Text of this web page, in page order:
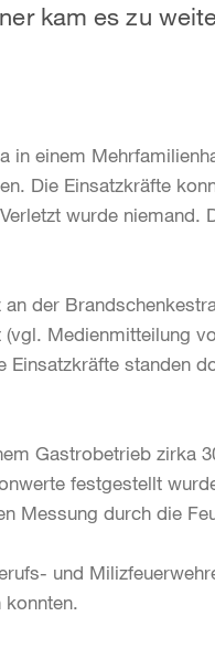
kam es zu
in einem
Die Einsatzkräfte
wurde niemand.
der
Medienmitteilung
standen
Gastrobetrieb zirka
festgestellt
Messung durch die
und